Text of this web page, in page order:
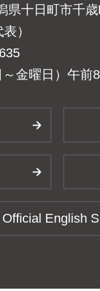
県十日町市千
）
金曜日）午前
Official English